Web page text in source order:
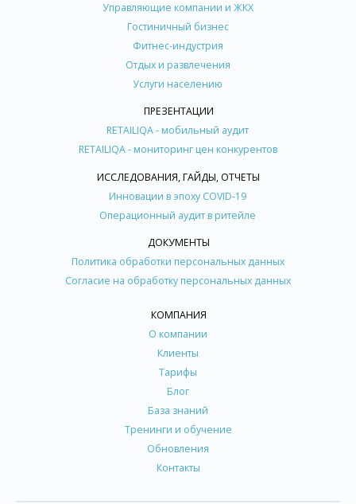
Управляющие компании и ЖКХ
Гостиничный бизнес
Фитнес-индустрия
Отдых и развлечения
Услуги населению
ПРЕЗЕНТАЦИИ
RETAILIQA - мобильный аудит
RETAILIQA - мониторинг цен конкурентов
ИССЛЕДОВАНИЯ, ГАЙДЫ, ОТЧЕТЫ
Инновации в эпоху COVID-19
Операционный аудит в ритейле
ДОКУМЕНТЫ
Политика обработки персональных данных
Согласие на обработку персональных данных
КОМПАНИЯ
О компании
Клиенты
Тарифы
Блог
База знаний
Тренинги и обучение
Обновления
Контакты